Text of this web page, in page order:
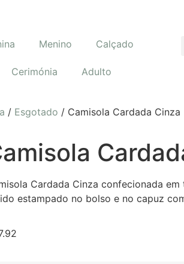
Menino Calçado
Cerimónia Adulto
/ Esgotado / Camisola Cardada Cinza
Cardada Cinza confecionada
estampado no bolso e no capuz